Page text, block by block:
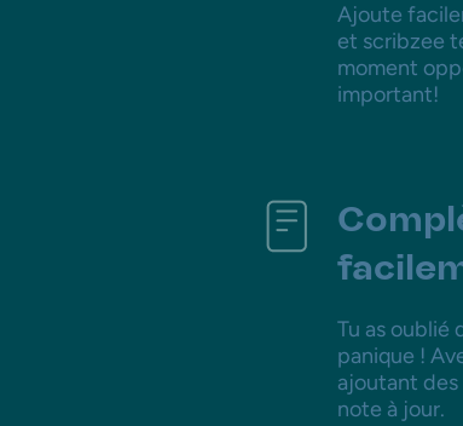
Ajoute
et scribzee
moment
important!
Tu as oublié
panique !
ajoutant
note à jour.